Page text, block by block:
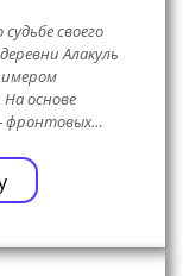
своего
Алакуль
основе
фронтовых…